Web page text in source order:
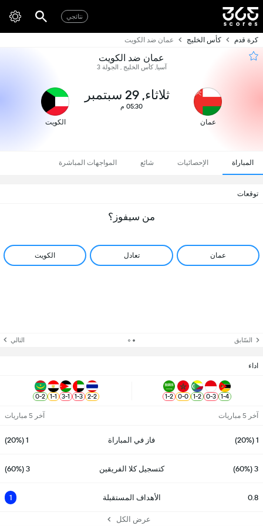
نتائجي
كرة قدم كأس الخليج عمان ضد الكويت
عمان ضد الكويت
آسيا, كأس الخليج , الجولة 3
عمان
ثلاثاء, 29 سبتمبر
05:30 م
الكويت
المباراة الإحصائيات شائع المواجهات المباشرة
توقعات
من سيفوز؟
عمان تعادل الكويت
السّابق التالي
اداء
4
-
1
3
-
0
2
-
1
0
-
0
2
-
1
2
-
2
3
-
1
1
-
3
1
-
1
2
-
0
آخر 5 مباريات آخر 5 مباريات
1 (20%) فاز في المباراة 1 (20%)
3 (60%) كتسجيل كلا الفريقين 3 (60%)
0.8 الأهداف المستقبلة 1
عرض الكل